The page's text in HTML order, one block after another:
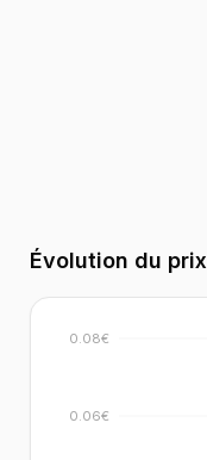
Évolution du prix
0.06€
0.08€